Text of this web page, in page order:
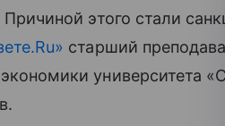
этого стали
старший
университета